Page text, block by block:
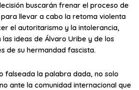
buscarán frenar el proceso de
llevar a cabo la retoma violenta
el autoritarismo y la intolerancia,
ideas de Álvaro Uribe y de los
de su hermandad fascista.
falseada la palabra dada, no solo
ante la comunidad internacional que